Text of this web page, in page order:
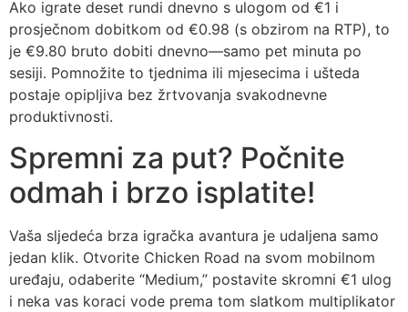
Ako igrate deset rundi dnevno s ulogom od €1 i
prosječnom dobitkom od €0.98 (s obzirom na RTP), to
je €9.80 bruto dobiti dnevno—samo pet minuta po
sesiji. Pomnožite to tjednima ili mjesecima i ušteda
postaje opipljiva bez žrtvovanja svakodnevne
produktivnosti.
Spremni za put? Počnite
odmah i brzo isplatite!
Vaša sljedeća brza igračka avantura je udaljena samo
jedan klik. Otvorite Chicken Road na svom mobilnom
uređaju, odaberite “Medium,” postavite skromni €1 ulog
i neka vas koraci vode prema tom slatkom multiplikator